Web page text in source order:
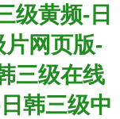
级黄频-日
网页版-
三级在线
韩三级中